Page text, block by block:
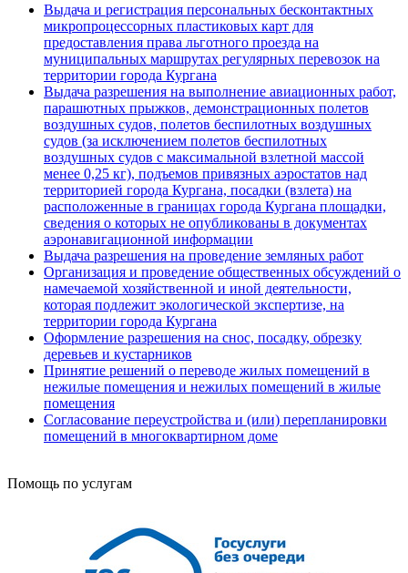
Выдача и регистрация персональных бесконтактных
микропроцессорных пластиковых карт для
предоставления права льготного проезда на
муниципальных маршрутах регулярных перевозок на
территории города Кургана
Выдача разрешения на выполнение авиационных работ,
парашютных прыжков, демонстрационных полетов
воздушных судов, полетов беспилотных воздушных
судов (за исключением полетов беспилотных
воздушных судов с максимальной взлетной массой
менее 0,25 кг), подъемов привязных аэростатов над
территорией города Кургана, посадки (взлета) на
расположенные в границах города Кургана площадки,
сведения о которых не опубликованы в документах
аэронавигационной информации
Выдача разрешения на проведение земляных работ
Организация и проведение общественных обсуждений о
намечаемой хозяйственной и иной деятельности,
которая подлежит экологической экспертизе, на
территории города Кургана
Оформление разрешения на снос, посадку, обрезку
деревьев и кустарников
Принятие решений о переводе жилых помещений в
нежилые помещения и нежилых помещений в жилые
помещения
Согласование переустройства и (или) перепланировки
помещений в многоквартирном доме
Помощь по услугам